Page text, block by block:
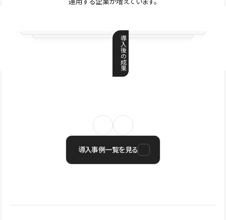
導
入
後
の
成
果
導入事例一覧を見る